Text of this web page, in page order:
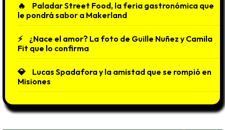
Paladar Street Food, la feria gastronómica que
le pondrá sabor a Makerland
¿Nace el amor? La foto de Guille Nuñez y Camila
Fit que lo confirma
Lucas Spadafora y la amistad que se rompió en
Misiones